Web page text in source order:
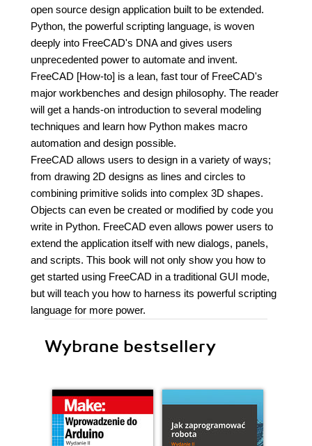
open source design application built to be extended.
Python, the powerful scripting language, is woven
deeply into FreeCAD's DNA and gives users
unprecedented power to automate and invent.
FreeCAD [How-to] is a lean, fast tour of FreeCAD's
major workbenches and design philosophy. The reader
will get a hands-on introduction to several modeling
techniques and learn how Python makes macro
automation and design possible.
FreeCAD allows users to design in a variety of ways;
from drawing 2D designs as lines and circles to
combining primitive solids into complex 3D shapes.
Objects can even be created or modified by code you
write in Python. FreeCAD even allows power users to
extend the application itself with new dialogs, panels,
and scripts. This book will not only show you how to
get started using FreeCAD in a traditional GUI mode,
but will teach you how to harness its powerful scripting
language for more power.
Wybrane bestsellery